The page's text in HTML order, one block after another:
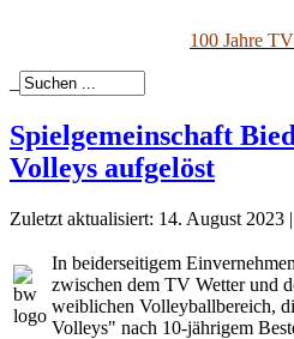
100 Jahre
Spielgemeinschaft
Volleys aufgelöst
Zuletzt aktualisiert: 14. August 2023 |
In beiderseitigem
zwischen dem TV Wetter und
weiblichen Volleyballbereich,
Volleys" nach 10-jährigem